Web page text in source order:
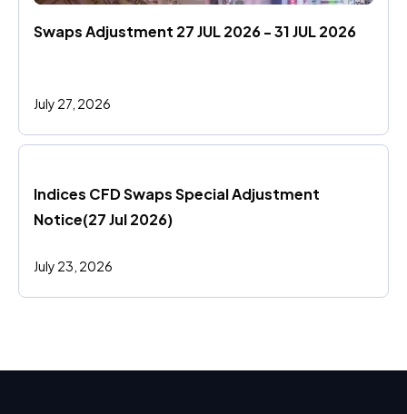
Swaps Adjustment 27 JUL 2026 - 31 JUL 2026
July 27, 2026
Indices CFD Swaps Special Adjustment
Notice(27 Jul 2026)
July 23, 2026